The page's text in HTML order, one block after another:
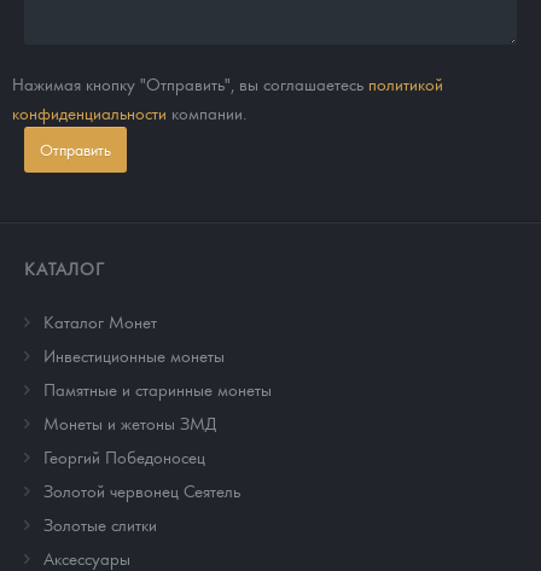
Нажимая кнопку "Отправить", вы соглашаетесь политикой
конфиденциальности компании.
Отправить
КАТАЛОГ
Каталог Монет
Инвестиционные монеты
Памятные и старинные монеты
Монеты и жетоны ЗМД
Георгий Победоносец
Золотой червонец Сеятель
Золотые слитки
Аксессуары